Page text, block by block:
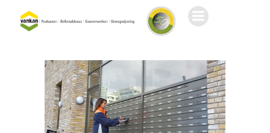
naar